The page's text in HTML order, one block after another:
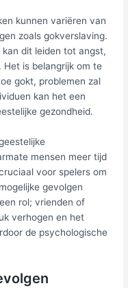
kunnen variëren van
zoals gokverslaving.
dit leiden tot angst,
is belangrijk om te
gokt, problemen zal
kan het een
gezondheid.
mensen meer tijd
voor spelers om
gevolgen
rol; vrienden of
verhogen en het
de psychologische